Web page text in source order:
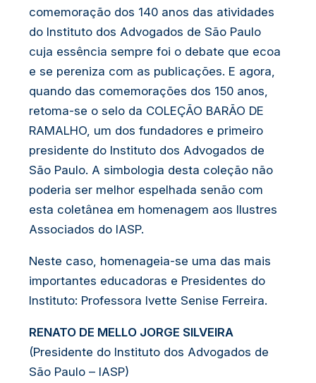
Ivette
- 90
ANOS
quantidade
comemoração dos 140 anos das atividades
do Instituto dos Advogados de São Paulo
cuja essência sempre foi o debate que ecoa
e se pereniza com as publicações. E agora,
quando das comemorações dos 150 anos,
retoma-se o selo da COLEÇÃO BARÃO DE
RAMALHO, um dos fundadores e primeiro
presidente do Instituto dos Advogados de
São Paulo. A simbologia desta coleção não
poderia ser melhor espelhada senão com
esta coletânea em homenagem aos Ilustres
Associados do IASP.
Neste caso, homenageia-se uma das mais
importantes educadoras e Presidentes do
Instituto: Professora Ivette Senise Ferreira.
RENATO DE MELLO JORGE SILVEIRA
(Presidente do Instituto dos Advogados de
São Paulo – IASP)